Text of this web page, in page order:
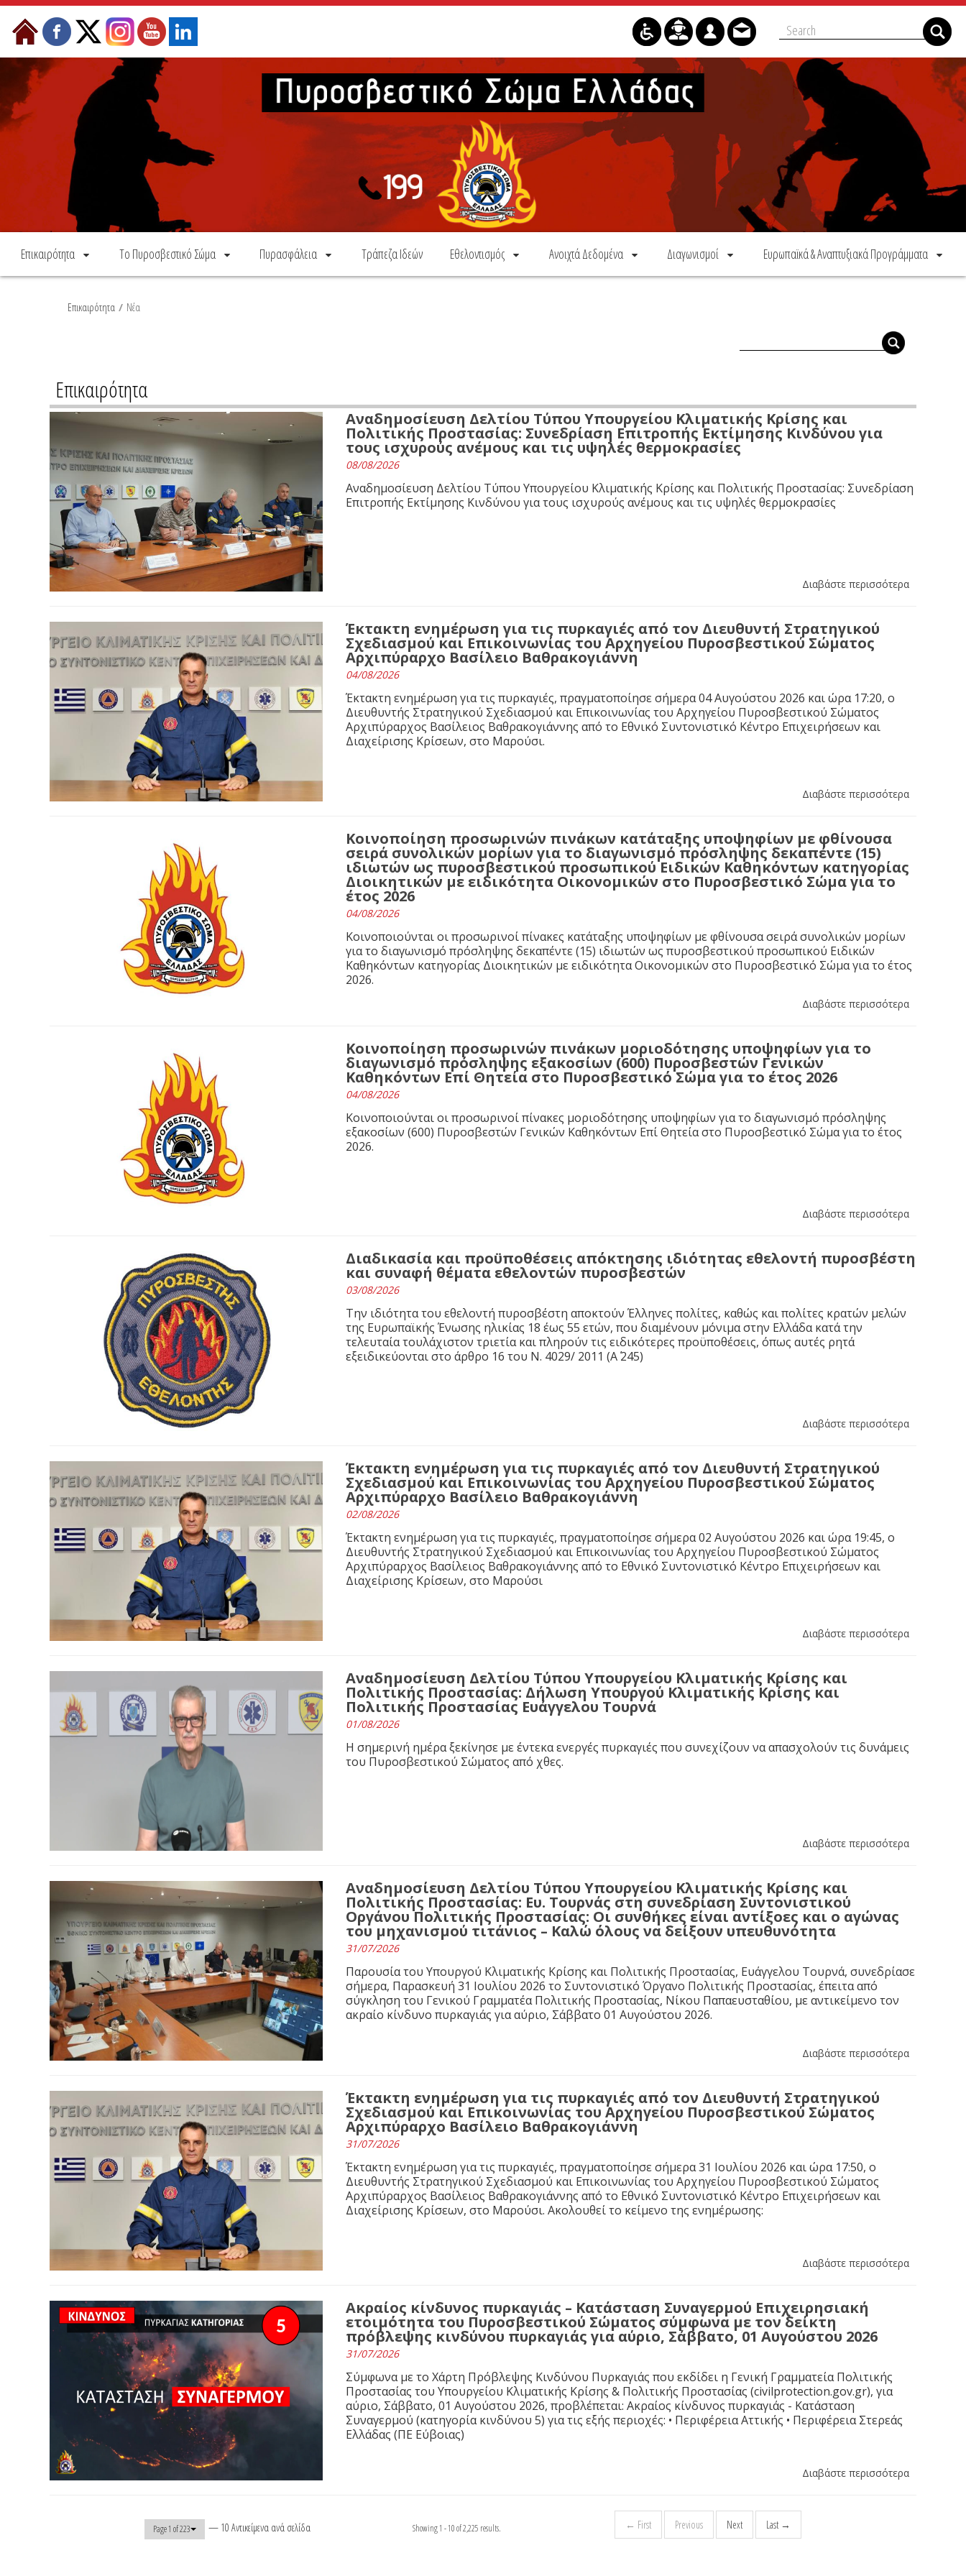
Skip to Content
Επικαιρότητα Το Πυροσβεστικό Σώμα Πυρασφάλεια Τράπεζα Ιδεών Εθελοντισμός Ανοιχτά Δεδομένα Διαγωνισμοί Ευρωπαϊκά & Αναπτυξιακά Προγράμματα
Επικαιρότητα / Νέα
Επικαιρότητα
Αναδημοσίευση Δελτίου Τύπου Υπουργείου Κλιματικής Κρίσης και
Πολιτικής Προστασίας: Συνεδρίαση Επιτροπής Εκτίμησης Κινδύνου για
τους ισχυρούς ανέμους και τις υψηλές θερμοκρασίες
08/08/2026
Αναδημοσίευση Δελτίου Τύπου Υπουργείου Κλιματικής Κρίσης και Πολιτικής Προστασίας: Συνεδρίαση
Επιτροπής Εκτίμησης Κινδύνου για τους ισχυρούς ανέμους και τις υψηλές θερμοκρασίες
Διαβάστε περισσότερα
Έκτακτη ενημέρωση για τις πυρκαγιές από τον Διευθυντή Στρατηγικού
Σχεδιασμού και Επικοινωνίας του Αρχηγείου Πυροσβεστικού Σώματος
Αρχιπύραρχο Βασίλειο Βαθρακογιάννη
04/08/2026
Έκτακτη ενημέρωση για τις πυρκαγιές, πραγματοποίησε σήμερα 04 Αυγούστου 2026 και ώρα 17:20, ο
Διευθυντής Στρατηγικού Σχεδιασμού και Επικοινωνίας του Αρχηγείου Πυροσβεστικού Σώματος
Αρχιπύραρχος Βασίλειος Βαθρακογιάννης από το Εθνικό Συντονιστικό Κέντρο Επιχειρήσεων και
Διαχείρισης Κρίσεων, στο Μαρούσι.
Διαβάστε περισσότερα
Κοινοποίηση προσωρινών πινάκων κατάταξης υποψηφίων με φθίνουσα
σειρά συνολικών μορίων για το διαγωνισμό πρόσληψης δεκαπέντε (15)
ιδιωτών ως πυροσβεστικού προσωπικού Ειδικών Καθηκόντων κατηγορίας
Διοικητικών με ειδικότητα Οικονομικών στο Πυροσβεστικό Σώμα για το
έτος 2026
04/08/2026
Κοινοποιούνται οι προσωρινοί πίνακες κατάταξης υποψηφίων με φθίνουσα σειρά συνολικών μορίων
για το διαγωνισμό πρόσληψης δεκαπέντε (15) ιδιωτών ως πυροσβεστικού προσωπικού Ειδικών
Καθηκόντων κατηγορίας Διοικητικών με ειδικότητα Οικονομικών στο Πυροσβεστικό Σώμα για το έτος
2026.
Διαβάστε περισσότερα
Κοινοποίηση προσωρινών πινάκων μοριοδότησης υποψηφίων για το
διαγωνισμό πρόσληψης εξακοσίων (600) Πυροσβεστών Γενικών
Καθηκόντων Επί Θητεία στο Πυροσβεστικό Σώμα για το έτος 2026
04/08/2026
Κοινοποιούνται οι προσωρινοί πίνακες μοριοδότησης υποψηφίων για το διαγωνισμό πρόσληψης
εξακοσίων (600) Πυροσβεστών Γενικών Καθηκόντων Επί Θητεία στο Πυροσβεστικό Σώμα για το έτος
2026.
Διαβάστε περισσότερα
Διαδικασία και προϋποθέσεις απόκτησης ιδιότητας εθελοντή πυροσβέστη
και συναφή θέματα εθελοντών πυροσβεστών
03/08/2026
Την ιδιότητα του εθελοντή πυροσβέστη αποκτούν Έλληνες πολίτες, καθώς και πολίτες κρατών μελών
της Ευρωπαϊκής Ένωσης ηλικίας 18 έως 55 ετών, που διαμένουν μόνιμα στην Ελλάδα κατά την
τελευταία τουλάχιστον τριετία και πληρούν τις ειδικότερες προϋποθέσεις, όπως αυτές ρητά
εξειδικεύονται στο άρθρο 16 του N. 4029/ 2011 (Α΄ 245)
Διαβάστε περισσότερα
Έκτακτη ενημέρωση για τις πυρκαγιές από τον Διευθυντή Στρατηγικού
Σχεδιασμού και Επικοινωνίας του Αρχηγείου Πυροσβεστικού Σώματος
Αρχιπύραρχο Βασίλειο Βαθρακογιάννη
02/08/2026
Έκτακτη ενημέρωση για τις πυρκαγιές, πραγματοποίησε σήμερα 02 Αυγούστου 2026 και ώρα 19:45, ο
Διευθυντής Στρατηγικού Σχεδιασμού και Επικοινωνίας του Αρχηγείου Πυροσβεστικού Σώματος
Αρχιπύραρχος Βασίλειος Βαθρακογιάννης από το Εθνικό Συντονιστικό Κέντρο Επιχειρήσεων και
Διαχείρισης Κρίσεων, στο Μαρούσι
Διαβάστε περισσότερα
Αναδημοσίευση Δελτίου Τύπου Υπουργείου Κλιματικής Κρίσης και
Πολιτικής Προστασίας: Δήλωση Υπουργού Κλιματικής Κρίσης και
Πολιτικής Προστασίας Ευάγγελου Τουρνά
01/08/2026
Η σημερινή ημέρα ξεκίνησε με έντεκα ενεργές πυρκαγιές που συνεχίζουν να απασχολούν τις δυνάμεις
του Πυροσβεστικού Σώματος από χθες.
Διαβάστε περισσότερα
Αναδημοσίευση Δελτίου Τύπου Υπουργείου Κλιματικής Κρίσης και
Πολιτικής Προστασίας: Ευ. Τουρνάς στη συνεδρίαση Συντονιστικού
Οργάνου Πολιτικής Προστασίας: Οι συνθήκες είναι αντίξοες και ο αγώνας
του μηχανισμού τιτάνιος – Καλώ όλους να δείξουν υπευθυνότητα
31/07/2026
Παρουσία του Υπουργού Κλιματικής Κρίσης και Πολιτικής Προστασίας, Ευάγγελου Τουρνά, συνεδρίασε
σήμερα, Παρασκευή 31 Ιουλίου 2026 το Συντονιστικό Όργανο Πολιτικής Προστασίας, έπειτα από
σύγκληση του Γενικού Γραμματέα Πολιτικής Προστασίας, Νίκου Παπαευσταθίου, με αντικείμενο τον
ακραίο κίνδυνο πυρκαγιάς για αύριο, Σάββατο 01 Αυγούστου 2026.
Διαβάστε περισσότερα
Έκτακτη ενημέρωση για τις πυρκαγιές από τον Διευθυντή Στρατηγικού
Σχεδιασμού και Επικοινωνίας του Αρχηγείου Πυροσβεστικού Σώματος
Αρχιπύραρχο Βασίλειο Βαθρακογιάννη
31/07/2026
Έκτακτη ενημέρωση για τις πυρκαγιές, πραγματοποίησε σήμερα 31 Ιουλίου 2026 και ώρα 17:50, ο
Διευθυντής Στρατηγικού Σχεδιασμού και Επικοινωνίας του Αρχηγείου Πυροσβεστικού Σώματος
Αρχιπύραρχος Βασίλειος Βαθρακογιάννης από το Εθνικό Συντονιστικό Κέντρο Επιχειρήσεων και
Διαχείρισης Κρίσεων, στο Μαρούσι. Ακολουθεί το κείμενο της ενημέρωσης:
Διαβάστε περισσότερα
Ακραίος κίνδυνος πυρκαγιάς – Κατάσταση Συναγερμού Επιχειρησιακή
ετοιμότητα του Πυροσβεστικού Σώματος σύμφωνα με τον δείκτη
πρόβλεψης κινδύνου πυρκαγιάς για αύριο, Σάββατο, 01 Αυγούστου 2026
31/07/2026
Σύμφωνα με το Χάρτη Πρόβλεψης Κινδύνου Πυρκαγιάς που εκδίδει η Γενική Γραμματεία Πολιτικής
Προστασίας του Υπουργείου Κλιματικής Κρίσης & Πολιτικής Προστασίας (civilprotection.gov.gr), για
αύριο, Σάββατο, 01 Αυγούστου 2026, προβλέπεται: Ακραίος κίνδυνος πυρκαγιάς - Κατάσταση
Συναγερμού (κατηγορία κινδύνου 5) για τις εξής περιοχές: • Περιφέρεια Αττικής • Περιφέρεια Στερεάς
Ελλάδας (ΠΕ Εύβοιας)
Διαβάστε περισσότερα
Page 1 of 223 — 10 Αντικείμενα ανά σελίδα Showing 1 - 10 of 2,225 results. ← First Previous Next Last →